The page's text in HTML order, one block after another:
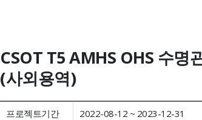
CSOT T5 AMHS OHS 수명
(사외용역)
프로젝트기간
2022-08-12 ~ 2023-12-31